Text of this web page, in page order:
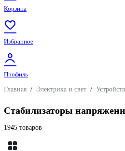
Корзина
Избранное
Профиль
Главная / Электрика и свет /
Стабилизаторы
1945 товаров